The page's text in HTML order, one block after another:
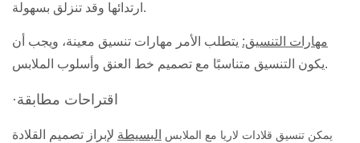
ارتدائها وقد تنزلق بسهولة.
مهارات التنسيق: يتطلب الأمر مهارات تنسيق معينة، ويجب أن
يكون التنسيق متناسبًا مع تصميم خط العنق وأسلوب الملابس.
·اقتراحات مطابقة
يمكن تنسيق قلادات لاريا مع الملابس البسيطة لإبراز تصميم القلادة